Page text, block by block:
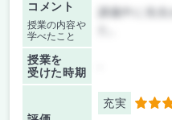
コメント
授業の内容や
学べたこと
講義中に先
授業を
受けた時期
充実 5